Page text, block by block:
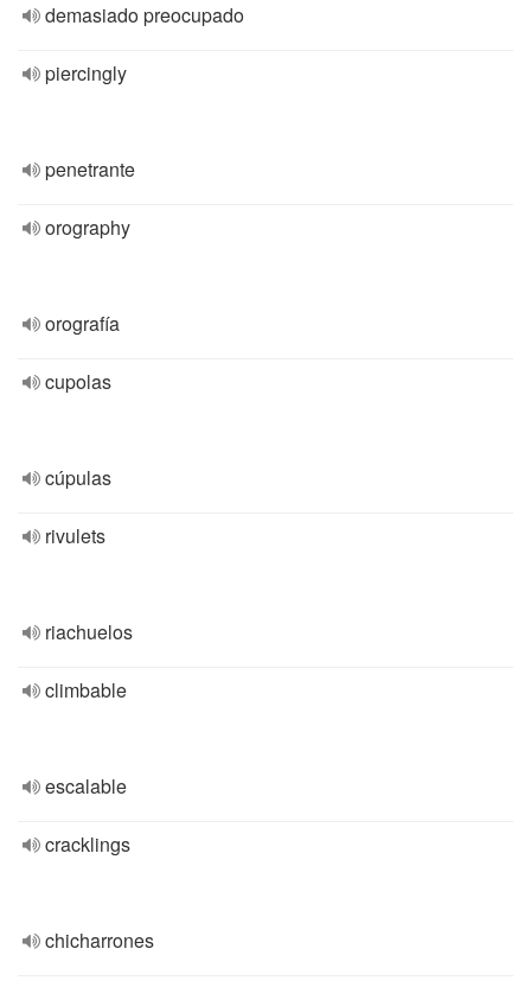
demasiado preocupado
piercingly
penetrante
orography
orografía
cupolas
cúpulas
rivulets
riachuelos
climbable
escalable
cracklings
chicharrones